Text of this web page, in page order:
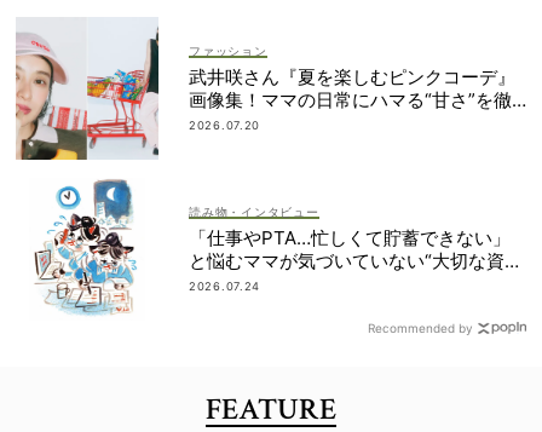
ファッション
武井咲さん『夏を楽しむピンクコーデ』
画像集！ママの日常にハマる“甘さ”を徹
底ガイド
2026.07.20
読み物・インタビュー
「仕事やPTA…忙しくて貯蓄できない」
と悩むママが気づいていない“大切な資
産”って？
2026.07.24
Recommended by
FEATURE